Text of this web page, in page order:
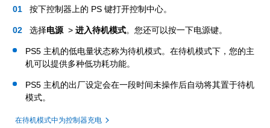
按下控制器上的 PS 键打开控制中心。
选择电源 > 进入待机模式。您还可以按一下电源键。
PS5 主机的低电量状态称为待机模式。在待机模式下，您的主
机可以提供多种低功耗功能。
PS5 主机的出厂设定会在一段时间未操作后自动将其置于待机
模式。
在待机模式中为控制器充电